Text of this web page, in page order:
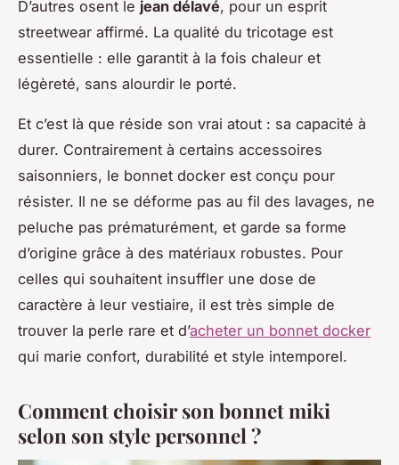
D’autres osent le jean délavé, pour un esprit
streetwear affirmé. La qualité du tricotage est
essentielle : elle garantit à la fois chaleur et
légèreté, sans alourdir le porté.
Et c’est là que réside son vrai atout : sa capacité à
durer. Contrairement à certains accessoires
saisonniers, le bonnet docker est conçu pour
résister. Il ne se déforme pas au fil des lavages, ne
peluche pas prématurément, et garde sa forme
d’origine grâce à des matériaux robustes. Pour
celles qui souhaitent insuffler une dose de
caractère à leur vestiaire, il est très simple de
trouver la perle rare et d’acheter un bonnet docker
qui marie confort, durabilité et style intemporel.
Comment choisir son bonnet miki
selon son style personnel ?